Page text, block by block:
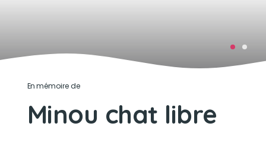
En mémoire de
Minou chat libre